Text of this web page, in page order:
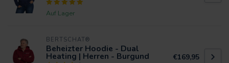
Auf Lager
BERTSCHAT®
Beheizter Hoodie - Dual
Heating | Herren - Burgund €169,95